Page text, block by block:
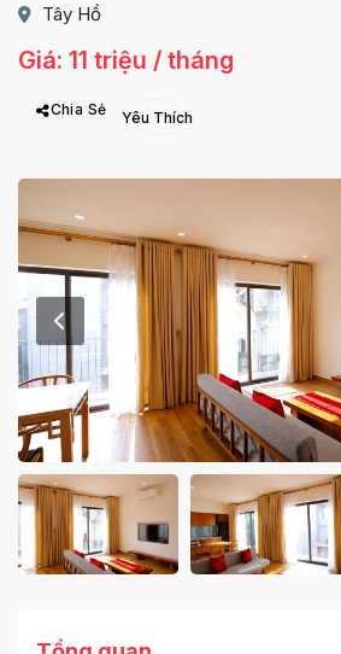
Tây Hồ
Giá: 11 triệu / tháng
Chia Sẻ